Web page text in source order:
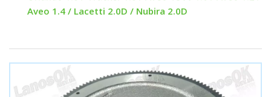
Aveo 1.4 / Lacetti 2.0D / Nubira 2.0D